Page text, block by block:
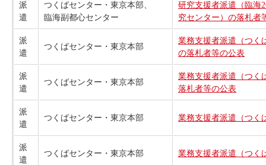
派
遣
つくばセンター・東京本部、
臨海副都心センター
研究支援者派遣（臨海
究センター）の落札者
派
遣
つくばセンター・東京本部
業務支援者派遣（つく
の落札者等の公表
派
遣
つくばセンター・東京本部
業務支援者派遣（つく
落札者等の公表
派
遣
つくばセンター・東京本部 業務支援者派遣（つく
派
遣
つくばセンター・東京本部 業務支援者派遣（つく